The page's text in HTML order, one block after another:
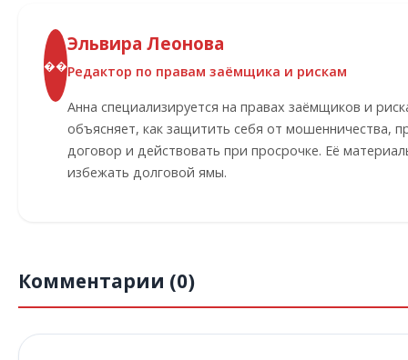
��
Эльвира Леонова
Редактор по правам заёмщика и рискам
Анна специализируется на правах заёмщиков и
объясняет, как защитить себя от мошенничества,
договор и действовать при просрочке. Её
избежать долговой ямы.
Комментарии (0)